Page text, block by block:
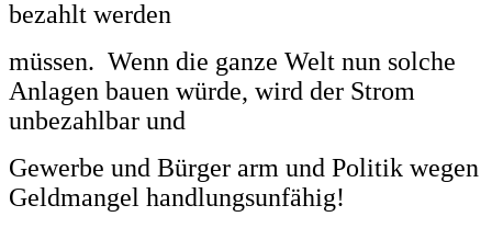
bezahlt werden
müssen. Wenn die ganze Welt nun solche
Anlagen bauen würde, wird der Strom
unbezahlbar und
Gewerbe und Bürger arm und Politik wegen
Geldmangel handlungsunfähig!